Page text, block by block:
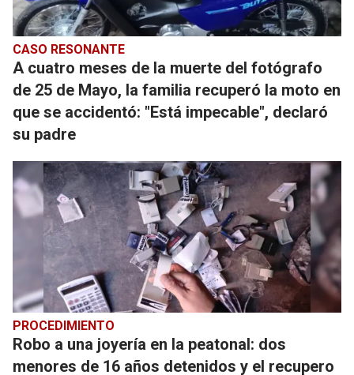
CASO RESONANTE
A cuatro meses de la muerte del fotógrafo
de 25 de Mayo, la familia recuperó la moto en
que se accidentó: "Está impecable", declaró
su padre
PROCEDIMIENTO
Robo a una joyería en la peatonal: dos
menores de 16 años detenidos y el recupero